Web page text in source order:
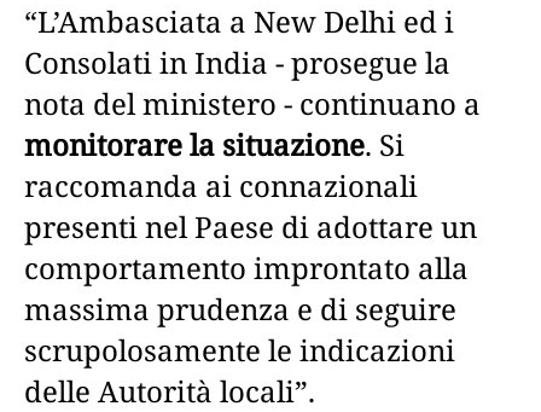
“L’Ambasciata a New Delhi ed i
Consolati in India - prosegue la
nota del ministero - continuano a
monitorare la situazione. Si
raccomanda ai connazionali
presenti nel Paese di adottare un
comportamento improntato alla
massima prudenza e di seguire
scrupolosamente le indicazioni
delle Autorità locali”.